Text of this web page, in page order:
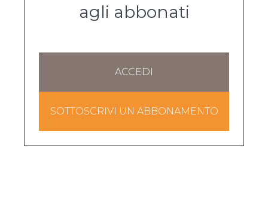
agli abbonati
ACCEDI
SOTTOSCRIVI UN ABBONAMENTO